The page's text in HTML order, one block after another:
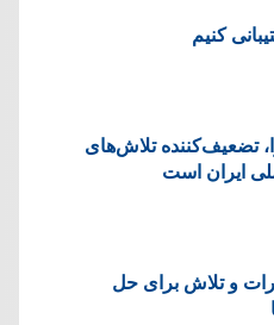
کنیم
تضعیف‌کننده تلاش‌های
ملی ایران است
و تلاش برای حل